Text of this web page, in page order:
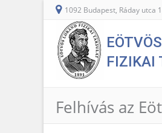
1092 Budapest, Ráday utca
FIZIKAI
Felhívás az